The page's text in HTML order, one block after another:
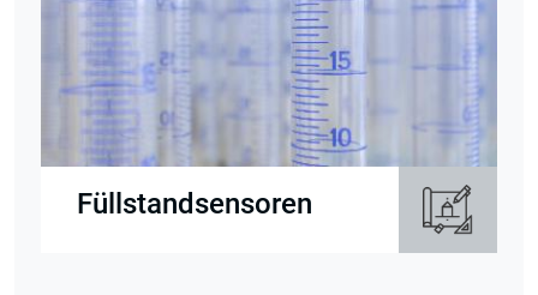
Füllstandsensoren